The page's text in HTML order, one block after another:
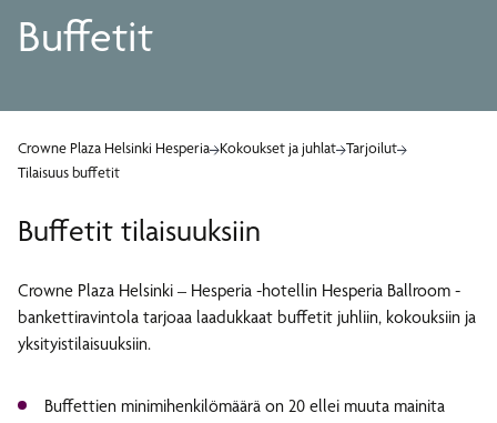
Buffetit
Crowne Plaza Helsinki Hesperia Kokoukset ja juhlat Tarjoilut
Tilaisuus buffetit
Buffetit tilaisuuksiin
Crowne Plaza Helsinki – Hesperia -hotellin Hesperia Ballroom -
bankettiravintola tarjoaa laadukkaat buffetit juhliin, kokouksiin ja
yksityistilaisuuksiin.
Buffettien minimihenkilömäärä on 20 ellei muuta mainita